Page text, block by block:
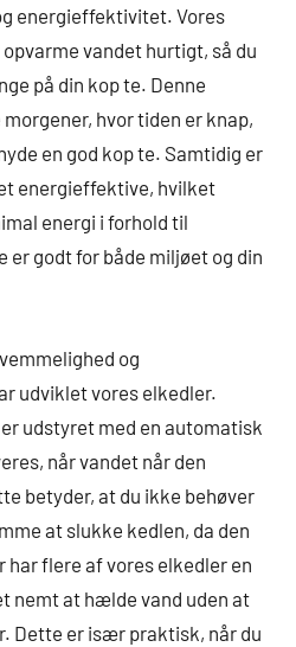
energieffektivitet. Vores
vandet hurtigt, så du
på din kop te. Denne
hvor tiden er knap,
en god kop te. Samtidig er
energieffektive, hvilket
energi i forhold til
godt for både miljøet og din
og
udviklet vores elkedler.
udstyret med en automatisk
når vandet når den
betyder, at du ikke behøver
at slukke kedlen, da den
har flere af vores elkedler en
nemt at hælde vand uden at
Dette er især praktisk, når du